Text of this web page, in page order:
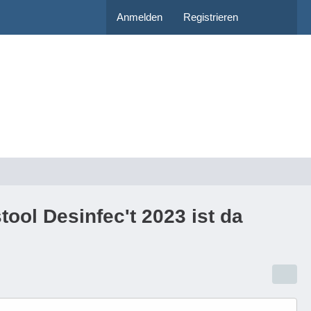
Anmelden Registrieren
Desinfec't 2023 ist da